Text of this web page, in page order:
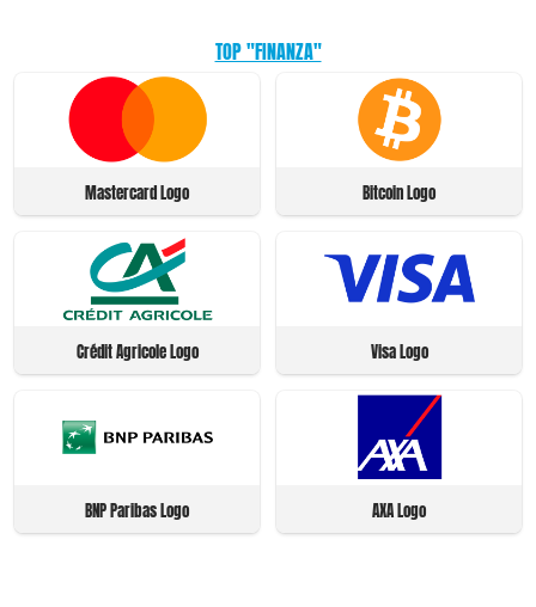
TOP "FINANZA"
Mastercard Logo Bitcoin Logo
Crédit Agricole Logo Visa Logo
BNP Paribas Logo AXA Logo